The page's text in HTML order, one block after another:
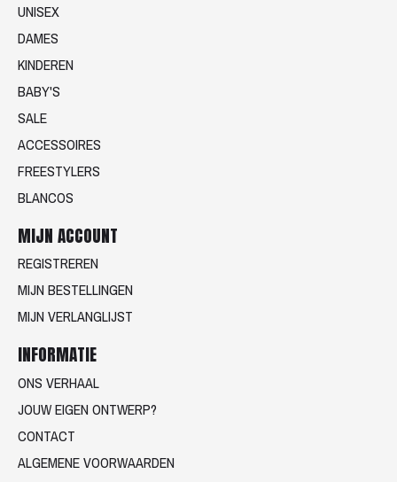
UNISEX
DAMES
KINDEREN
BABY'S
SALE
ACCESSOIRES
FREESTYLERS
BLANCOS
MIJN ACCOUNT
REGISTREREN
MIJN BESTELLINGEN
MIJN VERLANGLIJST
INFORMATIE
ONS VERHAAL
JOUW EIGEN ONTWERP?
CONTACT
ALGEMENE VOORWAARDEN